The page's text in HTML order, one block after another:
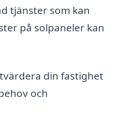
tjänster som kan
på solpaneler kan
din fastighet
och